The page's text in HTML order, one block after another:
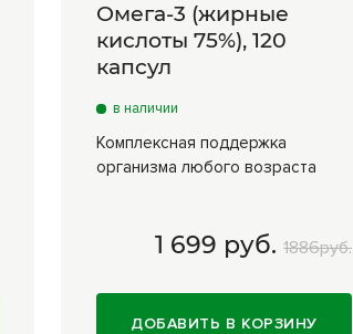
Омега-3 (жирные
кислоты 75%), 120
капсул
в наличии
Комплексная поддержка
организма любого возраста
1 699 руб. 1886руб.
1 699 руб.
ДОБАВИТЬ В КОРЗИНУ